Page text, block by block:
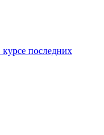
последних